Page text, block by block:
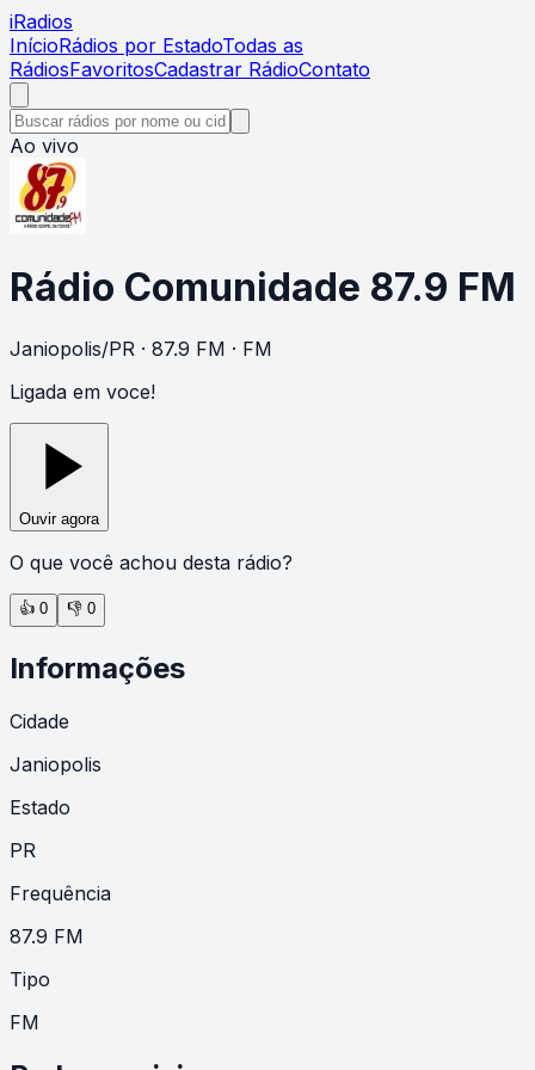
iRadios
InícioRádios por EstadoTodas as
RádiosFavoritosCadastrar RádioContato
Ao vivo
Rádio Comunidade 87.9 FM
Janiopolis/PR · 87.9 FM · FM
Ligada em voce!
Ouvir agora
O que você achou desta rádio?
👍 0 👎 0
Informações
Cidade
Janiopolis
Estado
PR
Frequência
87.9 FM
Tipo
FM